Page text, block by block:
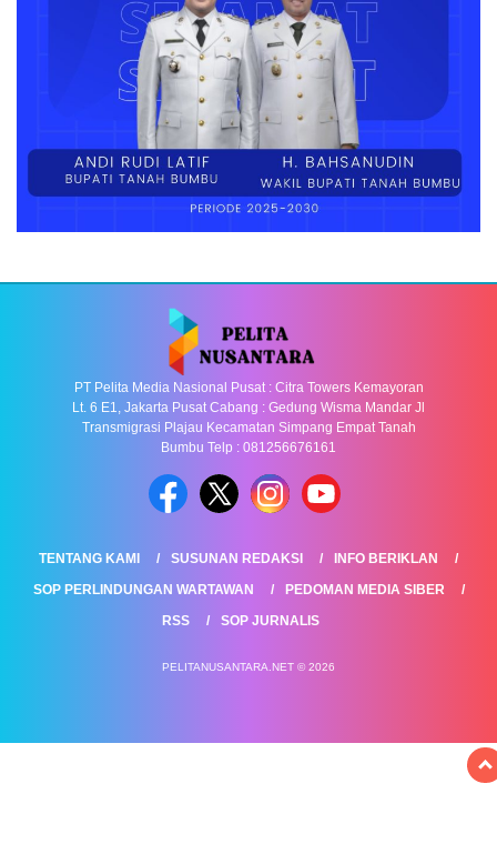
PT Pelita Media Nasional Pusat : Citra Towers Kemayoran
Lt. 6 E1, Jakarta Pusat Cabang : Gedung Wisma Mandar Jl
Transmigrasi Plajau Kecamatan Simpang Empat Tanah
Bumbu Telp : 081256676161
TENTANG KAMI SUSUNAN REDAKSI
INFO BERIKLAN
SOP PERLINDUNGAN WARTAWAN
PEDOMAN MEDIA SIBER
RSS
SOP JURNALIS
PELITANUSANTARA.NET © 2026